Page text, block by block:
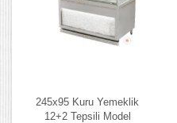
245x95 Kuru Yemeklik
12+2 Tepsili Model